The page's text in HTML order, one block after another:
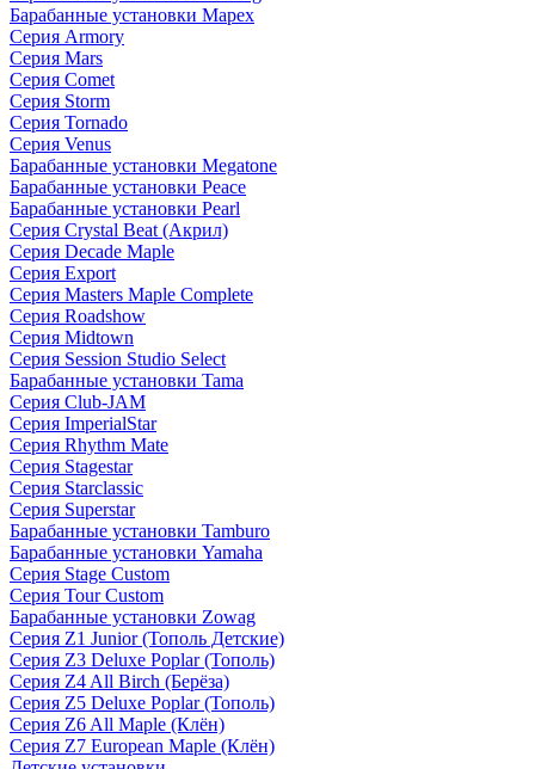
Барабанные установки Mapex
Серия Armory
Серия Mars
Серия Comet
Серия Storm
Серия Tornado
Серия Venus
Барабанные установки Megatone
Барабанные установки Peace
Барабанные установки Pearl
Серия Crystal Beat (Акрил)
Серия Decade Maple
Серия Export
Серия Masters Maple Complete
Серия Roadshow
Серия Midtown
Серия Session Studio Select
Барабанные установки Tama
Серия Club-JAM
Серия ImperialStar
Серия Rhythm Mate
Серия Stagestar
Серия Starclassic
Серия Superstar
Барабанные установки Tamburo
Барабанные установки Yamaha
Серия Stage Custom
Серия Tour Custom
Барабанные установки Zowag
Серия Z1 Junior (Тополь Детские)
Серия Z3 Deluxe Poplar (Тополь)
Серия Z4 All Birch (Берёза)
Серия Z5 Deluxe Poplar (Тополь)
Серия Z6 All Maple (Клён)
Серия Z7 European Maple (Клён)